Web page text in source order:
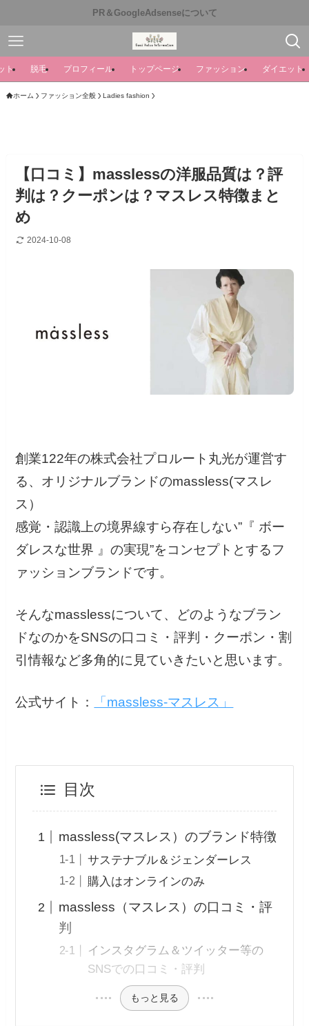
PR＆GoogleAdsenseについて
ト 脱毛 プロフィール トップページ ファッション ダイエット
ホーム ファッション全般 Ladies fashion
【口コミ】masslessの洋服品質は？評
判は？クーポンは？マスレス特徴まと
め
2024-10-08
創業122年の株式会社プロルート丸光が運営す
る、オリジナルブランドのmassless(マスレ
ス）
感覚・認識上の境界線すら存在しない”『 ボー
ダレスな世界 』の実現”をコンセプトとするフ
ァッションブランドです。
そんなmasslessについて、どのようなブラン
ドなのかをSNSの口コミ・評判・クーポン・割
引情報など多角的に見ていきたいと思います。
公式サイト： 「massless-マスレス」
目次
massless(マスレス）のブランド特徴
サステナブル＆ジェンダーレス
購入はオンラインのみ
massless（マスレス）の口コミ・評
判
インスタグラム＆ツイッター等の
SNSでの口コミ・評判
もっと見る